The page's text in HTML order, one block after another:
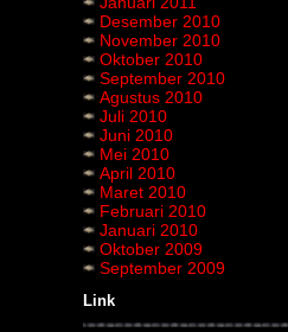
Desember 2010
November 2010
Oktober 2010
September 2010
Agustus 2010
Juli 2010
Juni 2010
Mei 2010
April 2010
Maret 2010
Februari 2010
Januari 2010
Oktober 2009
September 2009
Link